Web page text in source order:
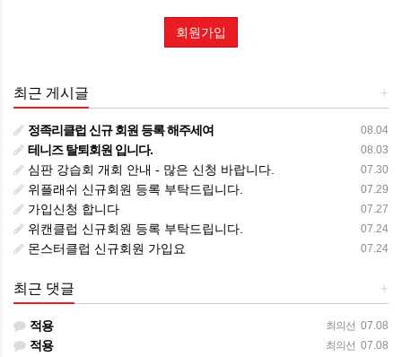
춘천시 테니스협회의 공지사항 알림
제5조 서비스의 중단
"홈페이지"은 컴퓨터 등 정보통신설비의 보수점검·교체 및 고장,
통신의 두절 등의 사유가 발생한 경우에는 서비스의 제공을
일시적으로 중단할 수 있습니다.
사업종목의 전환, 사업의 포기, 업체간의 통합 등의 이유로
서비스를 제공할 수 없게 되는 경우에는 "홈페이지"은 제8조에
정한 방법으로 이용자에게 통지합니다.
제6조 회원가입
후 이 약관에 동의한다는 의사표시를 함으로서 회원가입을
회원가입
+
최근 게시글
08.04
정족리클럽 신규 회원 등록 해주세여
08.03
테니즈 탈퇴회원 입니다.
07.30
심판 강습회 개회 안내 - 많은 신청 바랍니다.
07.29
위플래쉬 신규회원 등록 부탁드립니다.
07.27
가입신청 합니다
07.24
위캔클럽 신규회원 등록 부탁드립니다.
07.24
몬스터클럽 신규회원 가입요
+
최근 댓글
최의선 07.08
적용
최의선 07.08
적용